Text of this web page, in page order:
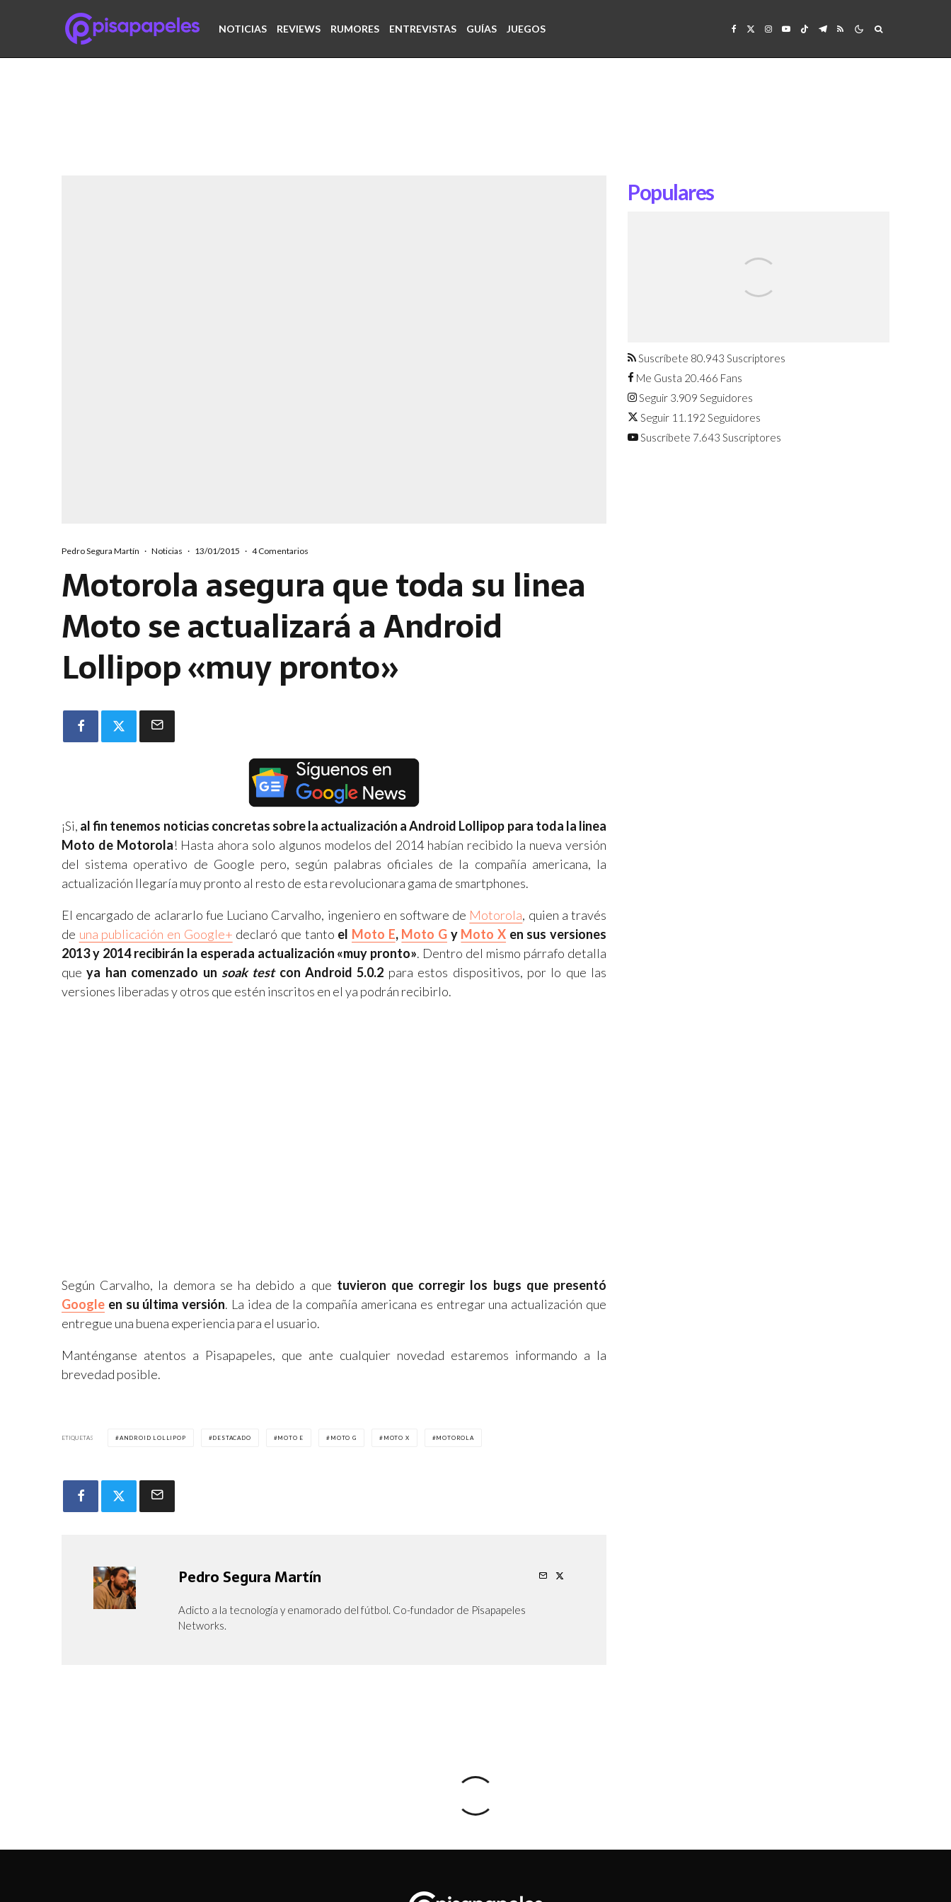
NOTICIAS REVIEWS RUMORES ENTREVISTAS GUÍAS JUEGOS
Pedro Segura Martín · Noticias · 13/01/2015 · 4 Comentarios
Motorola asegura que toda su linea
Moto se actualizará a Android
Lollipop «muy pronto»
¡Si, al fin tenemos noticias concretas sobre la actualización a Android Lollipop para toda la linea
Moto de Motorola! Hasta ahora solo algunos modelos del 2014 habían recibido la nueva versión
del sistema operativo de Google pero, según palabras oficiales de la compañía americana, la
actualización llegaría muy pronto al resto de esta revolucionara gama de smartphones.
El encargado de aclararlo fue Luciano Carvalho, ingeniero en software de Motorola, quien a través
de una publicación en Google+ declaró que tanto el Moto E, Moto G y Moto X en sus versiones
2013 y 2014 recibirán la esperada actualización «muy pronto». Dentro del mismo párrafo detalla
queya han comenzado un soak testcon Android 5.0.2 para estos dispositivos, por lo que las
versiones liberadas y otros que estén inscritos en el ya podrán recibirlo.
Según Carvalho, la demora se ha debido a que tuvieron que corregir los bugs que presentó
Google en su última versión. La idea de la compañía americana es entregar una actualización que
entregue una buena experiencia para el usuario.
Manténganse atentos a Pisapapeles, que ante cualquier novedad estaremos informando a la
brevedad posible.
ETIQUETAS ANDROID LOLLIPOP DESTACADO MOTO E MOTO G MOTO X MOTOROLA
Pedro Segura Martín
Adicto a la tecnología y enamorado del fútbol. Co-fundador de Pisapapeles
Networks.
Populares
agosto
Suscríbete 80.943 Suscriptores
Me Gusta 20.466 Fans
Seguir 3.909 Seguidores
Seguir 11.192 Seguidores
Suscríbete 7.643 Suscriptores